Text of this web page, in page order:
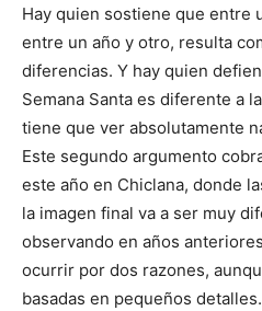
Hay quien sostiene que entre
entre un año y otro, resulta
diferencias. Y hay quien
Semana Santa es diferente a
tiene que ver absolutamente
Este segundo argumento
este año en Chiclana, donde
la imagen final va a ser muy
observando en años
ocurrir por dos razones,
basadas en pequeños detalles.